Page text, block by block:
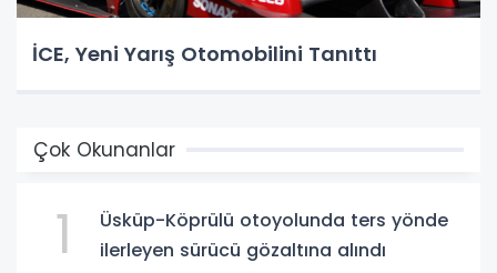
İCE, Yeni Yarış Otomobilini Tanıttı
Çok Okunanlar
1
Üsküp-Köprülü otoyolunda ters yönde
ilerleyen sürücü gözaltına alındı